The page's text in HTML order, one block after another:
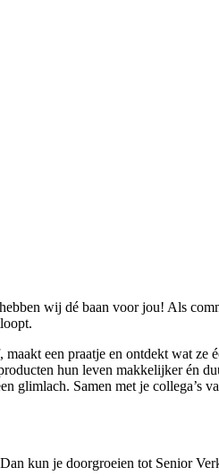
wij dé baan voor jou! Als
een praatje en ontdekt wat ze
hun leven makkelijker én
glimlach. Samen met je collega’s
kun je doorgroeien tot Senior